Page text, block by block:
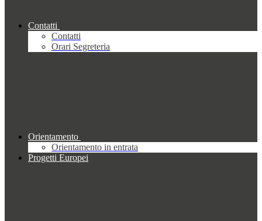
Contatti
Contatti
Orari Segreteria
Orientamento
Orientamento in entrata
Progetti Europei